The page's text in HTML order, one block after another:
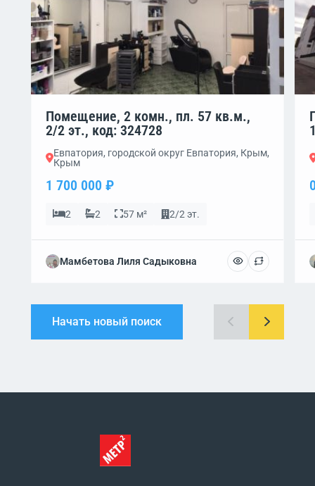
Помещение, 2 комн., пл. 57 кв.м.,
2/2 эт., код: 324728
Евпатория, городской округ Евпатория, Крым,
Крым
1 700 000 ₽
2 2 57 м² 2/2 эт.
Мамбетова Лиля Садыковна
Начать новый поиск